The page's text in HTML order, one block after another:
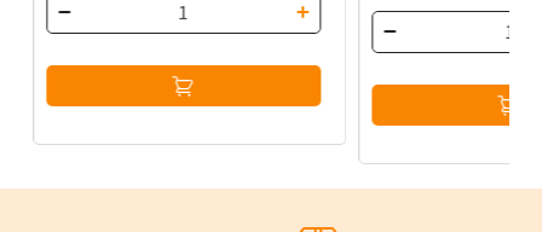
cena
wynosiła:
60,00 zł.
cena
wynosi:
45,00 zł.